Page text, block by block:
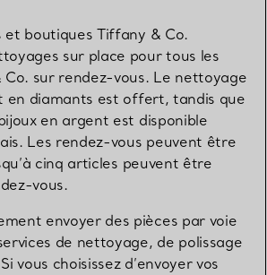
et boutiques Tiffany & Co.
sur place pour tous les
sur rendez-vous. Le nettoyage
en diamants est offert, tandis que
en argent est disponible
Les rendez-vous peuvent être
cinq articles peuvent être
vous.
envoyer des pièces par voie
de nettoyage, de polissage
vous choisissez d’envoyer vos